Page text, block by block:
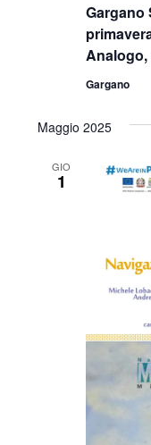
Gargano
Analogo,
Gargano
Maggio 2025
GIO
1